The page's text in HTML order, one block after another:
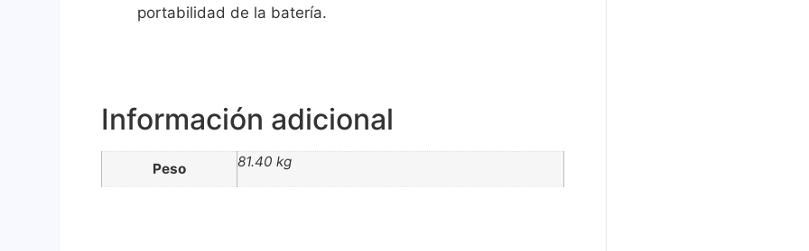
portabilidad de la batería.
Información adicional
Peso 81.40 kg